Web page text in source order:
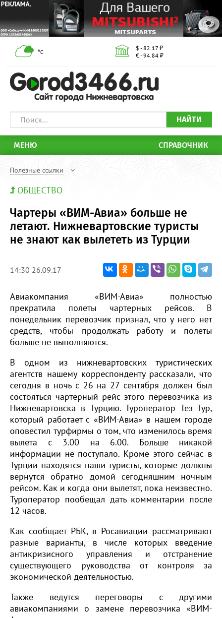
°С
$ - 82.17 ₽
€ - 94.84 ₽
НАЙТИ
МЕНЮ СПРАВОЧНИК
Полезные ссылки
ОБЩЕСТВО
Чартеры «ВИМ-Авиа» больше не
летают. Нижневартовские туристы
не знают как вылететь из Турции
14:30 26.09.17
Авиакомпания «ВИМ-Авиа» полностью
прекратила полеты чартерных рейсов. В
понедельник перевозчик признал, что у него нет
средств, чтобы продолжать работу и полеты
больше не выполняются.
В одном из нижневартовских туристических
агентств нашему корреспонденту рассказали, что
сегодня в ночь с 26 на 27 сентября должен был
состояться чартерный рейс этого перевозчика из
Нижневартовска в Турцию. Туроператор Тез Тур,
который работает с «ВИМ-Авиа» в нашем городе
оповестил турфирмы о том, что изменилось время
вылета с 3.00 на 6.00. Больше никакой
информации не поступало. Кроме этого сейчас в
Турции находятся наши туристы, которые должны
вернутся обратно домой сегодняшним ночным
рейсом. Как и когда они вылетят, пока неизвестно.
Туроператор пообещал дать комментарии после
12 часов.
Как сообщает РБК, в Росавиации рассматривают
разные варианты, в числе которых введение
антикризисного управления и отстранение
существующего руководства от контроля за
экономической деятельностью.
Также ведутся переговоры с другими
авиакомпаниями о замене перевозчика «ВИМ-